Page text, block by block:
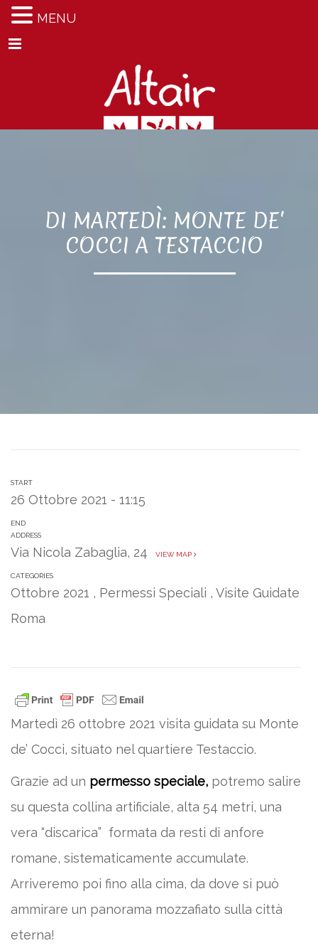
Menu
DI MARTEDÌ: MONTE DE'
COCCI A TESTACCIO
START
26 Ottobre 2021 - 11:15
END
ADDRESS
Via Nicola Zabaglia, 24 VIEW MAP
CATEGORIES
Ottobre 2021 , Permessi Speciali , Visite Guidate
Roma
Martedì 26 ottobre 2021 visita guidata su Monte
de’ Cocci, situato nel quartiere Testaccio.
Grazie ad un permesso speciale, potremo salire
su questa collina artificiale, alta 54 metri, una
vera “discarica” formata da resti di anfore
romane, sistematicamente accumulate.
Arriveremo poi fino alla cima, da dove si può
ammirare un panorama mozzafiato sulla città
eterna!
MENU